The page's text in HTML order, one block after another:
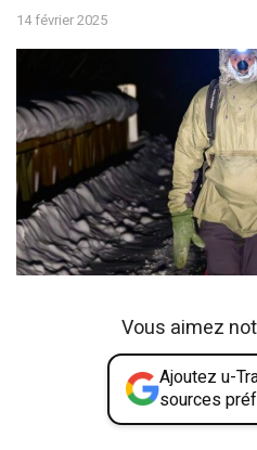
14 février 2025
Vous aimez
Ajoutez u-
sources